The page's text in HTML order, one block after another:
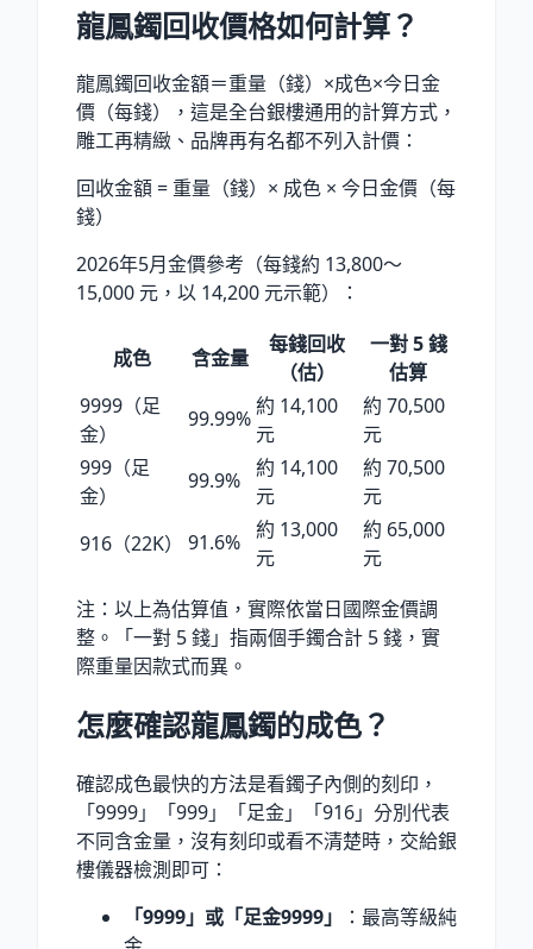
龍鳳鐲回收價格如何計算？
龍鳳鐲回收金額＝重量（錢）×成色×今日金
價（每錢），這是全台銀樓通用的計算方式，
雕工再精緻、品牌再有名都不列入計價：
回收金額 = 重量（錢）× 成色 × 今日金價（每
錢）
2026年5月金價參考（每錢約 13,800～
15,000 元，以 14,200 元示範）：
成色 含金量
每錢回收
（估）
一對 5 錢
估算
9999（足
金）
99.99%約 14,100
元
約 70,500
元
999（足
金）
99.9% 約 14,100
元
約 70,500
元
916（22K）
91.6% 約 13,000
元
約 65,000
元
注：以上為估算值，實際依當日國際金價調
整。「一對 5 錢」指兩個手鐲合計 5 錢，實
際重量因款式而異。
怎麼確認龍鳳鐲的成色？
確認成色最快的方法是看鐲子內側的刻印，
「9999」「999」「足金」「916」分別代表
不同含金量，沒有刻印或看不清楚時，交給銀
樓儀器檢測即可：
「9999」或「足金9999」
：最高等級純